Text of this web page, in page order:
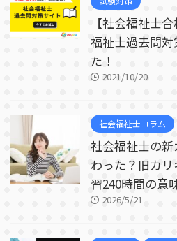
【社会福祉士
福祉士過去問
た！
2021/10/20
社会福祉士コラム
社会福祉士の
わった？旧カ
習240時間の意
2026/5/21